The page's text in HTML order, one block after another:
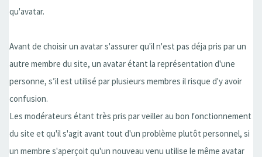
qu'avatar.
Avant de choisir un avatar s'assurer qu'il n'est pas déja pris par un
autre membre du site, un avatar étant la représentation d'une
personne, s’il est utilisé par plusieurs membres il risque d'y avoir
confusion.
Les modérateurs étant très pris par veiller au bon fonctionnement
du site et qu'il s'agit avant tout d'un problème plutôt personnel, si
un membre s'aperçoit qu'un nouveau venu utilise le même avatar